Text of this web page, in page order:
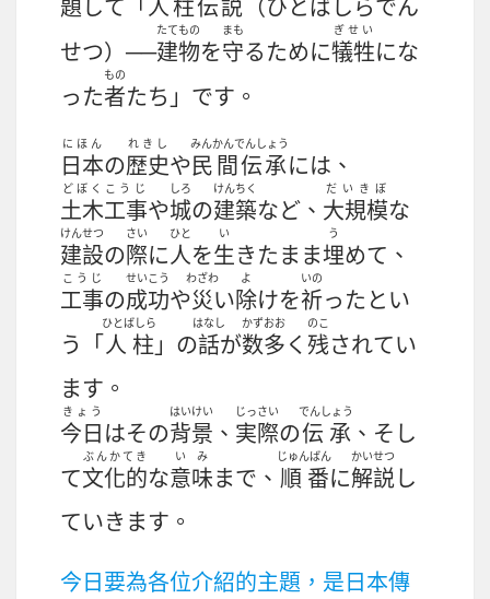
題して「人柱伝説 （ひとばしらでん
せつ）──建物
たてもの
を守
まも
るために犠牲
ぎせい
にな
った者
もの
たち」です。
日本
にほん
の歴史
れきし
や民間伝承
みんかんでんしょう
には、
土木工事
どぼくこうじ
や城
しろ
の建築
けんちく
など、 大規模
だいきぼ
な
建設
けんせつ
の際
さい
に人
ひと
を生
い
きたまま埋
う
めて、
工事
こうじ
の成功
せいこう
や災
わざわ
い除
よ
けを祈
いの
ったとい
う「人柱
ひとばしら
」の話
はなし
が数多
かずおお
く 残
のこ
されてい
ます。
今日
きょう
はその背景
はいけい
、 実際
じっさい
の伝承
でんしょう
、そし
て文化的
ぶんかてき
な意味
いみ
まで、 順番
じゅんばん
に解説
かいせつ
し
ていきます。
今日要為各位介紹的主題，是日本傳